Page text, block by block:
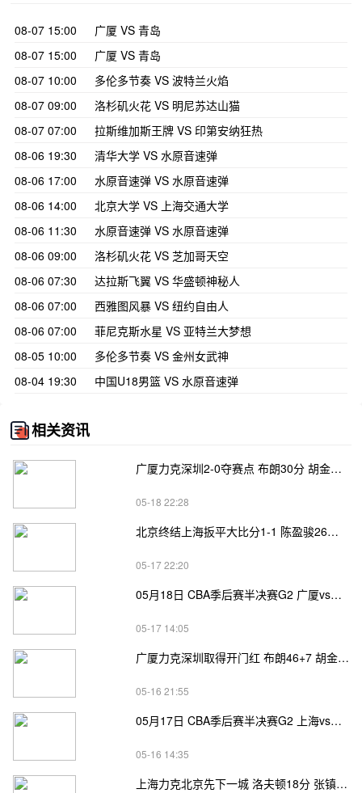
08-07 15:00
广厦 VS 青岛
08-07 15:00
广厦 VS 青岛
08-07 10:00
多伦多节奏 VS 波特兰火焰
08-07 09:00
洛杉矶火花 VS 明尼苏达山猫
08-07 07:00
拉斯维加斯王牌 VS 印第安纳狂热
08-06 19:30
清华大学 VS 水原音速弹
08-06 17:00
水原音速弹 VS 水原音速弹
08-06 14:00
北京大学 VS 上海交通大学
08-06 11:30
水原音速弹 VS 水原音速弹
08-06 09:00
洛杉矶火花 VS 芝加哥天空
08-06 07:30
达拉斯飞翼 VS 华盛顿神秘人
08-06 07:00
西雅图风暴 VS 纽约自由人
08-06 07:00
菲尼克斯水星 VS 亚特兰大梦想
08-05 10:00
多伦多节奏 VS 金州女武神
08-04 19:30
中国U18男篮 VS 水原音速弹
相关资讯
广厦力克深圳2-0夺赛点 布朗30分 胡金秋17+8 贺希宁18分
05-18 22:28
北京终结上海扳平大比分1-1 陈盈骏26分 杰曼22分 古德温32分
05-17 22:20
05月18日 CBA季后赛半决赛G2 广厦vs深圳直播前瞻分析
05-17 14:05
广厦力克深圳取得开门红 布朗46+7 胡金秋20+8 克里斯托弗31+13
05-16 21:55
05月17日 CBA季后赛半决赛G2 上海vs北京直播前瞻分析
05-16 14:35
上海力克北京先下一城 洛夫顿18分 张镇麟17分 赵睿14分